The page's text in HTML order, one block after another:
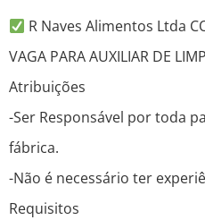
R Naves Alimentos Ltda
VAGA PARA AUXILIAR DE
Atribuições
-Ser Responsável por toda
fábrica.
-Não é necessário ter
Requisitos